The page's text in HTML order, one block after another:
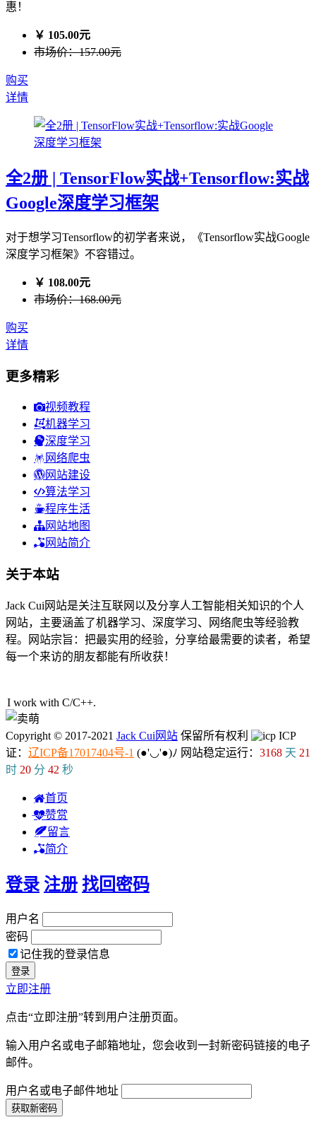
惠！
￥ 105.00元
市场价：157.00元
购买
详情
全2册 | TensorFlow实战+Tensorflow:实战
Google深度学习框架
对于想学习Tensorflow的初学者来说，《Tensorflow实战Google
深度学习框架》不容错过。
￥ 108.00元
市场价：168.00元
购买
详情
更多精彩
视频教程
机器学习
深度学习
网络爬虫
网站建设
算法学习
程序生活
网站地图
网站简介
关于本站
Jack Cui网站是关注互联网以及分享人工智能相关知识的个人
网站，主要涵盖了机器学习、深度学习、网络爬虫等经验教
程。网站宗旨：把最实用的经验，分享给最需要的读者，希望
每一个来访的朋友都能有所收获！
I work with C/C++.
Copyright © 2017-2021 Jack Cui网站 保留所有权利
ICP
证： 辽ICP备17017404号-1 (●'◡'●)ﾉ 网站稳定运行： 3168 天 21
时 20 分 42 秒
首页
赞赏
留言
简介
登录 注册 找回密码
用户名
密码
记住我的登录信息
立即注册
点击“立即注册”转到用户注册页面。
输入用户名或电子邮箱地址，您会收到一封新密码链接的电子
邮件。
用户名或电子邮件地址